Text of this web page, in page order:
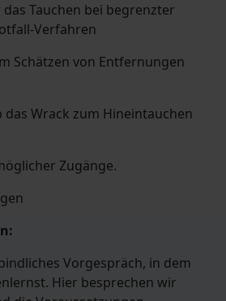
Tauchen bei begrenzter
Verfahren
Schätzen von Entfernungen
das Wrack zum Hineintauchen
Zugänge.
Vorgespräch, in dem
Hier besprechen wir